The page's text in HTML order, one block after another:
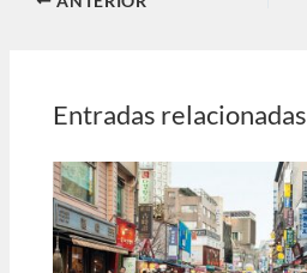
Entradas relacionadas